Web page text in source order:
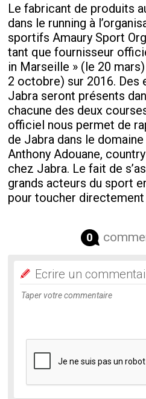
Le fabricant de produits
dans le running à
sportifs Amaury Sport
tant que fournisseur
in Marseille » (le 20
2 octobre) sur 2016. Des
Jabra seront présents
chacune des deux
officiel nous permet de
de Jabra dans le
Anthony Adouane,
chez Jabra. Le fait de
grands acteurs du sport
pour toucher
0
Ecrire un